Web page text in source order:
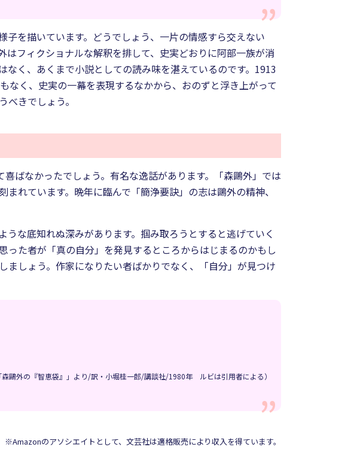
を描いています。どうでしょう、一片の情感すら交えない
フィクショナルな解釈を排して、史実どおりに阿部一族が消
く、あくまで小説としての読み味を湛えているのです。1913
く、史実の一幕を表現するなかから、おのずと浮き上がって
きでしょう。
ばなかったでしょう。有名な逸話があります。「森鷗外」では
れています。晩年に臨んで「簡浄要訣」の志は鷗外の精神、
な底知れぬ深みがあります。掴み取ろうとすると逃げていく
った者が「真の自分」を発見するところからはじまるのかもし
しょう。作家になりたい者ばかりでなく、「自分」が見つけ
森鷗外の『智恵袋』」より/訳・小堀桂一郎/講談社/1980年 ルビは引用者による）
※Amazonのアソシエイトとして、文芸社は適格販売により収入を得ています。